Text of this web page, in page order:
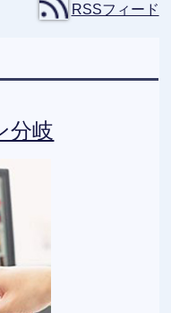
RSSフィード
分岐